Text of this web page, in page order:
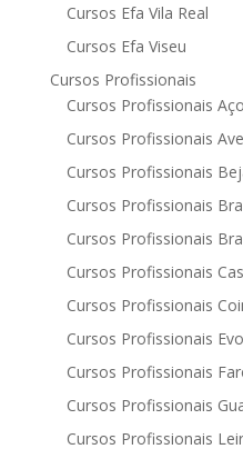
Cursos Efa Vila Real
Cursos Efa Viseu
Cursos Profissionais
Cursos Profissionais
Cursos Profissionais
Cursos Profissionais
Cursos Profissionais
Cursos Profissionais
Cursos Profissionais
Cursos Profissionais
Cursos Profissionais
Cursos Profissionais
Cursos Profissionais
Cursos Profissionais